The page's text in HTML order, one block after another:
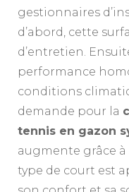
gestionnaires
d’abord, cette
d’entretien.
performance
conditions
demande pour la
tennis en gazon
augmente grâce à
type de court est